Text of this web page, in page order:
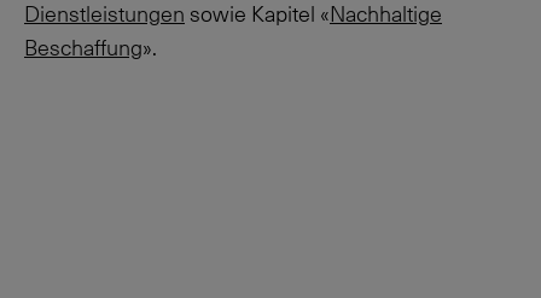
Dienstleistungen sowie Kapitel «Nachhaltige
Beschaffung».